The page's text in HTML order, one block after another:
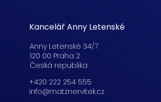
Kancelář Anny Letenské
Anny Letenské 34/7
120 00 Praha 2
Česká republika
+420 222 254 555
info@matznervitek.cz